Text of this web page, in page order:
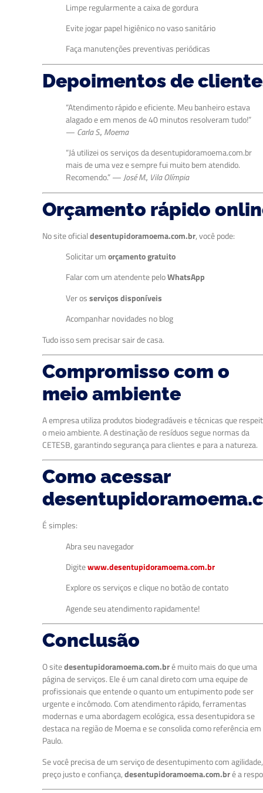
Limpe regularmente a caixa de gordura
Evite jogar papel higiênico no vaso sanitário
Faça manutenções preventivas periódicas
Depoimentos de
“Atendimento rápido e eficiente. Meu banheiro estava
alagado e em menos de 40 minutos resolveram tudo!”
— Carla S., Moema
“Já utilizei os serviços da desentupidoramoema.com.br
mais de uma vez e sempre fui muito bem atendido.
Recomendo.” —José M., Vila Olímpia
Orçamento rápido
No site oficialdesentupidoramoema.com.br, você pode:
Solicitar umorçamento gratuito
Falar com um atendente peloWhatsApp
Ver osserviços disponíveis
Acompanhar novidades no blog
Tudo isso sem precisar sair de casa.
Compromisso com o
meio ambiente
A empresa utiliza produtos biodegradáveis e técnicas que
o meio ambiente. A destinação de resíduos segue normas da
CETESB, garantindo segurança para clientes e para a natureza.
Como acessar
É simples:
Abra seu navegador
Digitewww.desentupidoramoema.com.br
Explore os serviços e clique no botão de contato
Agende seu atendimento rapidamente!
Conclusão
O sitedesentupidoramoema.com.bré muito mais do que uma
página de serviços. Ele é um canal direto com uma equipe de
profissionais que entende o quanto um entupimento pode ser
urgente e incômodo. Com atendimento rápido, ferramentas
modernas e uma abordagem ecológica, essa desentupidora se
destaca na região de Moema e se consolida como referência em
Paulo.
Se você precisa de um serviço de desentupimento com agilidade,
preço justo e confiança,desentupidoramoema.com.bré a